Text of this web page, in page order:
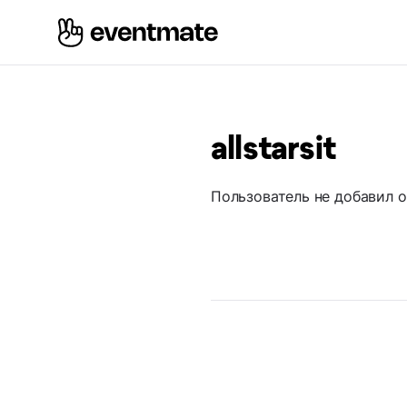
allstarsit
Пользователь не добавил